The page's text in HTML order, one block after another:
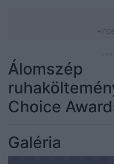
Álomszép
Choice
Galéria